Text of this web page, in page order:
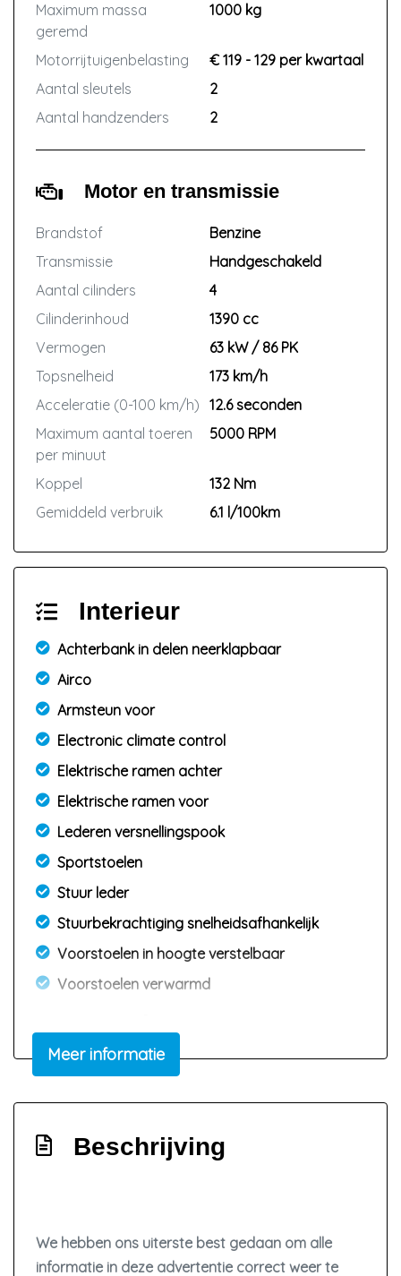
Maximum massa
geremd
1000 kg
Motorrijtuigenbelasting
€ 119 - 129 per kwartaal
Aantal sleutels
2
Aantal handzenders
2
Motor en transmissie
Brandstof
Benzine
Transmissie
Handgeschakeld
Aantal cilinders
4
Cilinderinhoud
1390 cc
Vermogen
63 kW / 86 PK
Topsnelheid
173 km/h
Acceleratie (0-100 km/h) 12.6 seconden
Maximum aantal toeren
per minuut
5000 RPM
Koppel
132 Nm
Gemiddeld verbruik
6.1 l/100km
Interieur
Achterbank in delen neerklapbaar
Airco
Armsteun voor
Electronic climate control
Elektrische ramen achter
Elektrische ramen voor
Lederen versnellingspook
Sportstoelen
Stuur leder
Stuurbekrachtiging snelheidsafhankelijk
Voorstoelen in hoogte verstelbaar
Voorstoelen verwarmd
Afst. bed. voor centr. deurvergr
Buitenspiegels in carrosseriekleur
Chroom delen exterieur
Dakrails
Meer informatie
Beschrijving
We hebben ons uiterste best gedaan om alle
informatie in deze advertentie correct weer te